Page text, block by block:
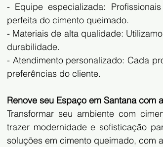
- Equipe especializada:
perfeita do cimento queimado.
- Materiais de alta qualidade:
durabilidade.
- Atendimento personalizado: Cada
preferências do cliente.
Renove seu Espaço em Santana com
Transformar seu ambiente com
trazer modernidade e sofisticação
soluções em cimento queimado, com